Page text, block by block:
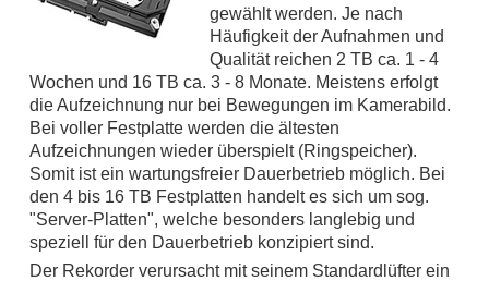
gewählt werden. Je nach
Häufigkeit der Aufnahmen und
Qualität reichen 2 TB ca. 1 - 4
Wochen und 16 TB ca. 3 - 8 Monate. Meistens erfolgt
die Aufzeichnung nur bei Bewegungen im Kamerabild.
Bei voller Festplatte werden die ältesten
Aufzeichnungen wieder überspielt (Ringspeicher).
Somit ist ein wartungsfreier Dauerbetrieb möglich. Bei
den 4 bis 16 TB Festplatten handelt es sich um sog.
"Server-Platten", welche besonders langlebig und
speziell für den Dauerbetrieb konzipiert sind.
Der Rekorder verursacht mit seinem Standardlüfter ein